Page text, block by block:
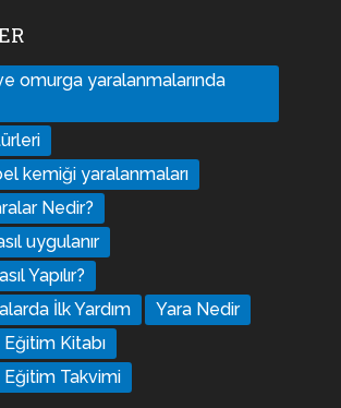
omurga yaralanmalarında
kemiği yaralanmaları
Nedir?
uygulanır
Yapılır?
İlk Yardım
Yara Nedir
Eğitim Kitabı
Eğitim Takvimi